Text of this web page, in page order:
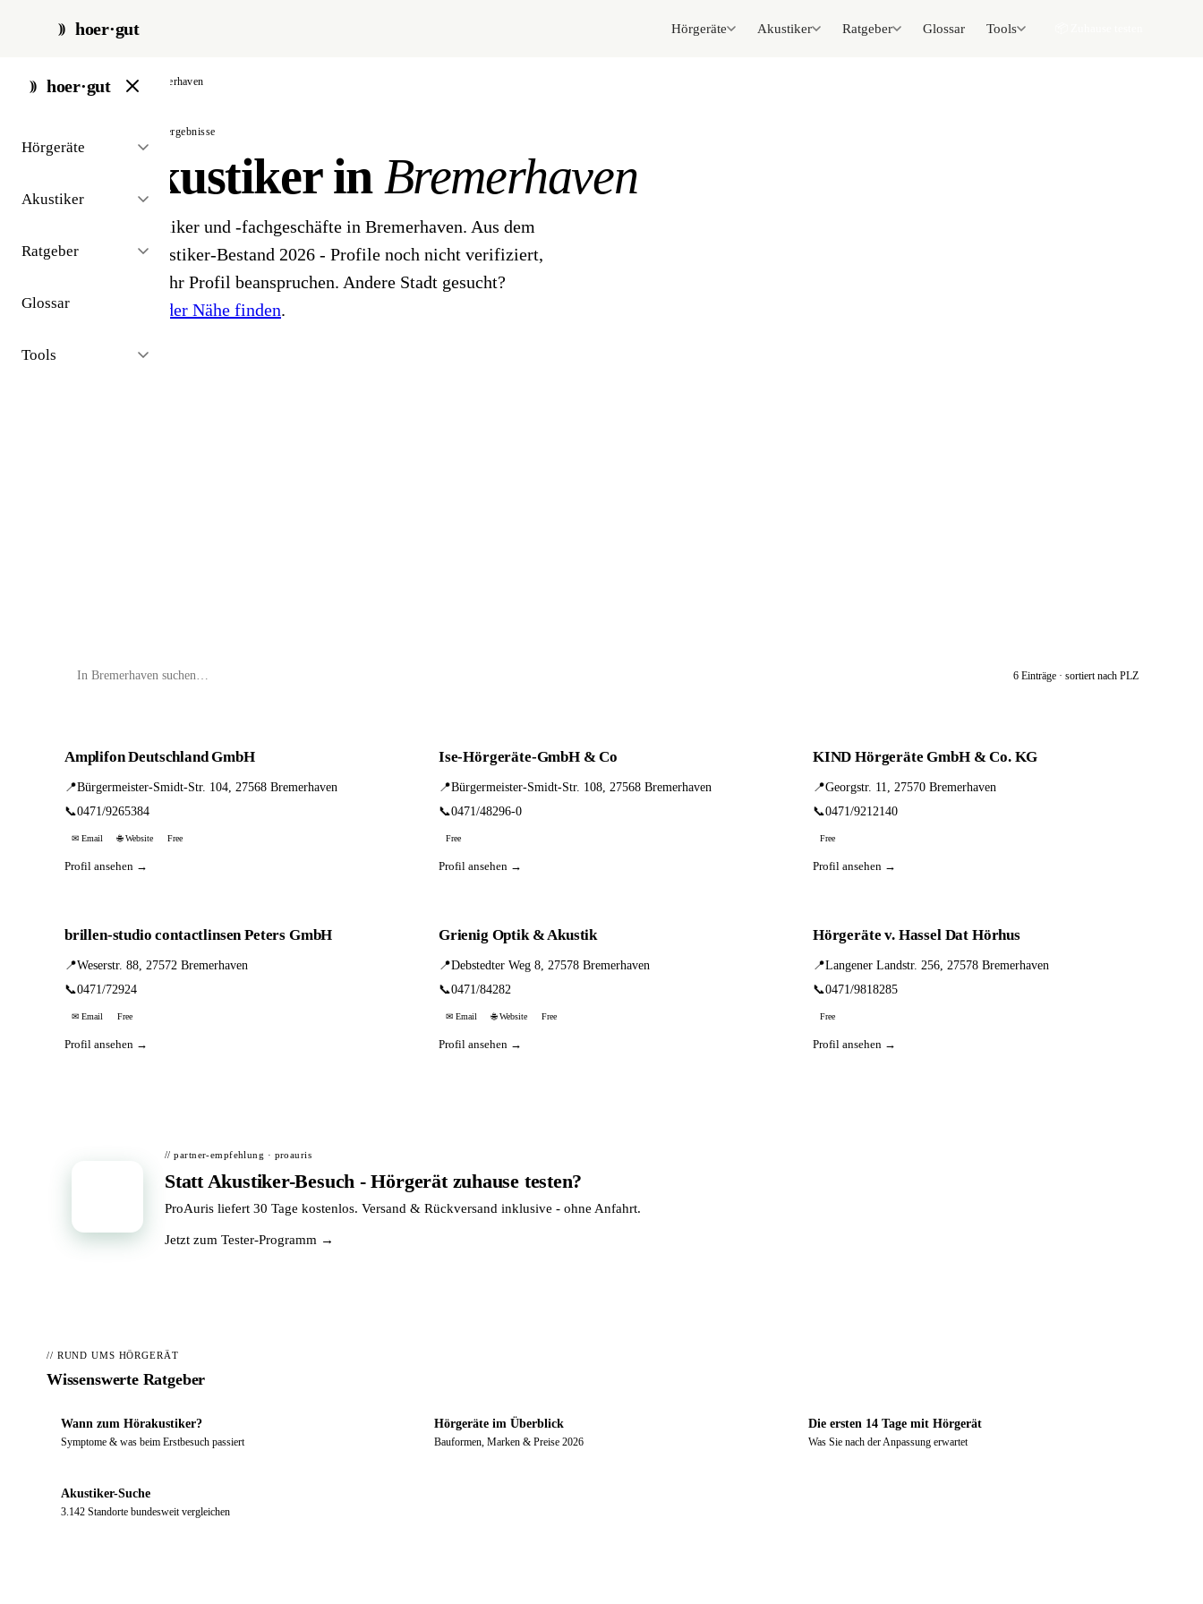
hoer·gut Hörgeräte Akustiker Ratgeber Glossar Tools
hoer·gut
Hörgeräte
Akustiker
Ratgeber
Glossar
Tools
start / akustiker / bremerhaven
// stadt · bremerhaven · 6 ergebnisse
Hörakustiker inBremerhaven
6 Hörgeräteakustiker und -fachgeschäfte in Bremerhaven. Aus dem
öffentlichen Akustiker-Bestand 2026 - Profile noch nicht verifiziert,
Inhaber können ihr Profil beanspruchen. Andere Stadt gesucht?
Hörakustiker in der Nähe finden.
6 Einträge · sortiert nach PLZ
Amplifon Deutschland GmbH
📍Bürgermeister-Smidt-Str. 104, 27568 Bremerhaven
📞0471/9265384
✉ Email 🌐 Website Free
Profil ansehen →
Ise-Hörgeräte-GmbH & Co
📍Bürgermeister-Smidt-Str. 108, 27568 Bremerhaven
📞0471/48296-0
Free
Profil ansehen →
KIND Hörgeräte GmbH & Co. KG
📍Georgstr. 11, 27570 Bremerhaven
📞0471/9212140
Free
Profil ansehen →
brillen-studio contactlinsen Peters GmbH
📍Weserstr. 88, 27572 Bremerhaven
📞0471/72924
✉ Email Free
Profil ansehen →
Grienig Optik & Akustik
📍Debstedter Weg 8, 27578 Bremerhaven
📞0471/84282
✉ Email 🌐 Website Free
Profil ansehen →
Hörgeräte v. Hassel Dat Hörhus
📍Langener Landstr. 256, 27578 Bremerhaven
📞0471/9818285
Free
Profil ansehen →
// partner-empfehlung · proauris
Statt Akustiker-Besuch - Hörgerät zuhause testen?
ProAuris liefert 30 Tage kostenlos. Versand & Rückversand inklusive - ohne Anfahrt.
Jetzt zum Tester-Programm →
// RUND UMS HÖRGERÄT
Wissenswerte Ratgeber
Wann zum Hörakustiker?
Symptome & was beim Erstbesuch passiert
Hörgeräte im Überblick
Bauformen, Marken & Preise 2026
Die ersten 14 Tage mit Hörgerät
Was Sie nach der Anpassung erwartet
Akustiker-Suche
3.142 Standorte bundesweit vergleichen